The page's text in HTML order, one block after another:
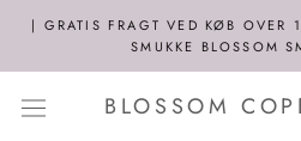
indhold
| GRATIS FRAGT VED KØB OVER
SMUKKE BLOSSOM
BLOSSOM